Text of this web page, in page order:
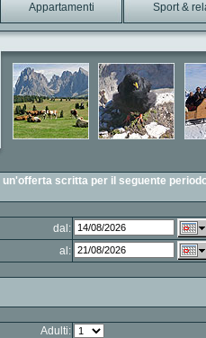
Appartamenti Sport &
scritta per il seguente
dal:
al:
Adulti: